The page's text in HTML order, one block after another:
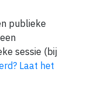
publieke
sessie (bij
Laat het